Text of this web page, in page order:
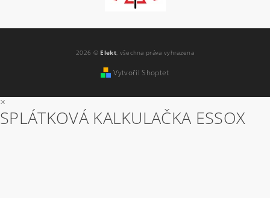
2026 © Elekt, všechna práva vyhrazena
Vytvořil Shoptet
×
SPLÁTKOVÁ KALKULAČKA ESSOX